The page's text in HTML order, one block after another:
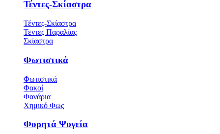
Τέντες-Σκίαστρα
Τέντες-Σκίαστρα
Τεντες Παραλίας
Σκίαστρα
Φωτιστικά
Φωτιστικά
Φακοί
Φανάρια
Χημικό Φως
Φορητά Ψυγεία